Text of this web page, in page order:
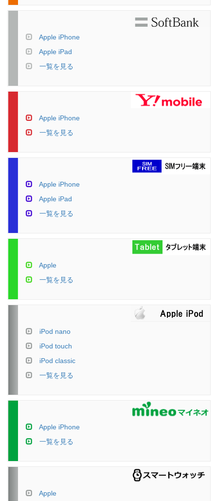
Apple iPhone
Apple iPad
一覧を見る
Apple iPhone
一覧を見る
Apple iPhone
Apple iPad
一覧を見る
Apple
一覧を見る
iPod nano
iPod touch
iPod classic
一覧を見る
Apple iPhone
一覧を見る
Apple